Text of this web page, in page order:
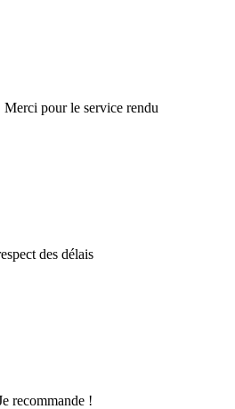
pour le service rendu
des délais
recommande !